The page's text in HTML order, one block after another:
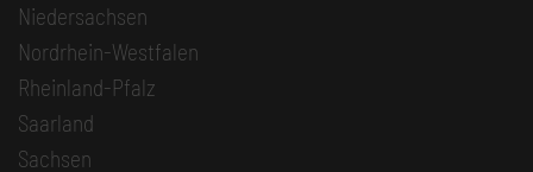
Niedersachsen
Nordrhein-Westfalen
Rheinland-Pfalz
Saarland
Sachsen